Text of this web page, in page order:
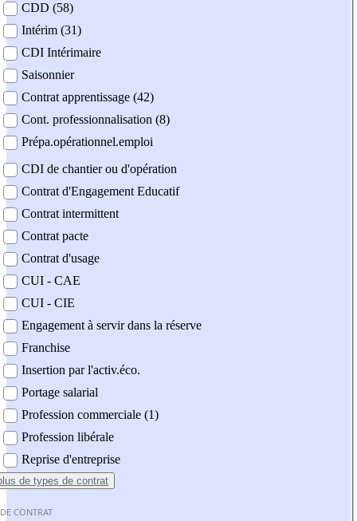
CDD (58)
Intérim (31)
CDI Intérimaire
Saisonnier
Contrat apprentissage (42)
Cont. professionnalisation (8)
Prépa.opérationnel.emploi
CDI de chantier ou d'opération
Contrat d'Engagement Educatif
Contrat intermittent
Contrat pacte
Contrat d'usage
CUI - CAE
CUI - CIE
Engagement à servir dans la réserve
Franchise
Insertion par l'activ.éco.
Portage salarial
Profession commerciale (1)
Profession libérale
Reprise d'entreprise
de types de contrat
CONTRAT